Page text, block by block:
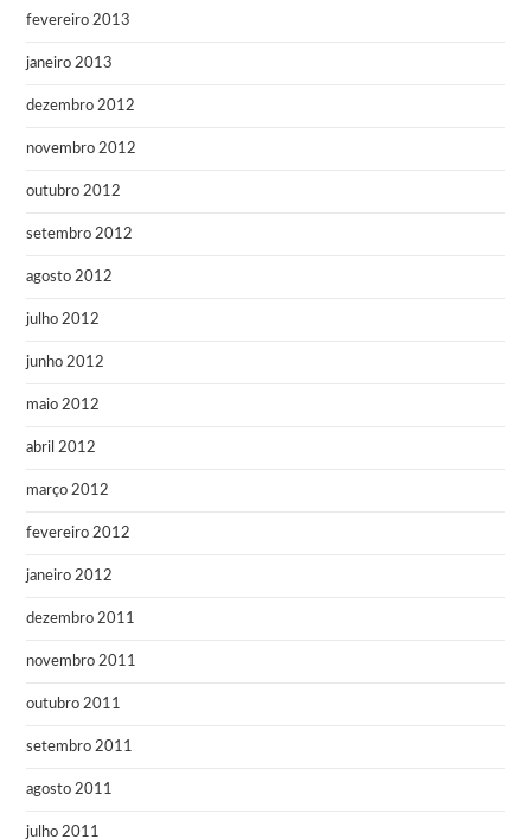
fevereiro 2013
janeiro 2013
dezembro 2012
novembro 2012
outubro 2012
setembro 2012
agosto 2012
julho 2012
junho 2012
maio 2012
abril 2012
março 2012
fevereiro 2012
janeiro 2012
dezembro 2011
novembro 2011
outubro 2011
setembro 2011
agosto 2011
julho 2011